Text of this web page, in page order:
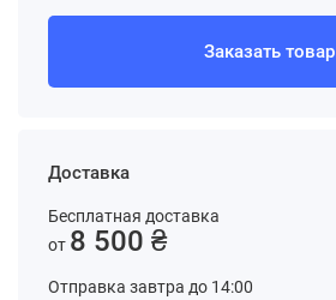
Доставка
Бесплатная доставка
от 8 500 ₴
Отправка завтра до 14:00
Заказать товар